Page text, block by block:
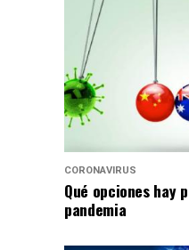
CORONAVIRUS
Qué opciones hay
pandemia